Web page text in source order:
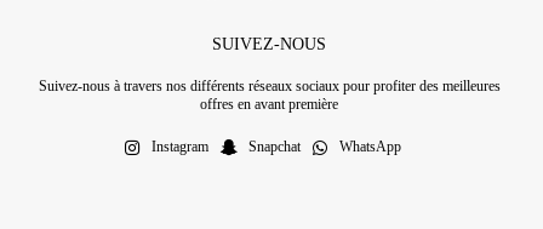
SUIVEZ-NOUS
Suivez-nous à travers nos différents réseaux sociaux pour profiter des meilleures
offres en avant première
Instagram Snapchat WhatsApp